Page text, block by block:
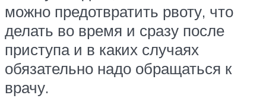
можно предотвратить рвоту, что
делать во время и сразу после
приступа и в каких случаях
обязательно надо обращаться к
врачу.